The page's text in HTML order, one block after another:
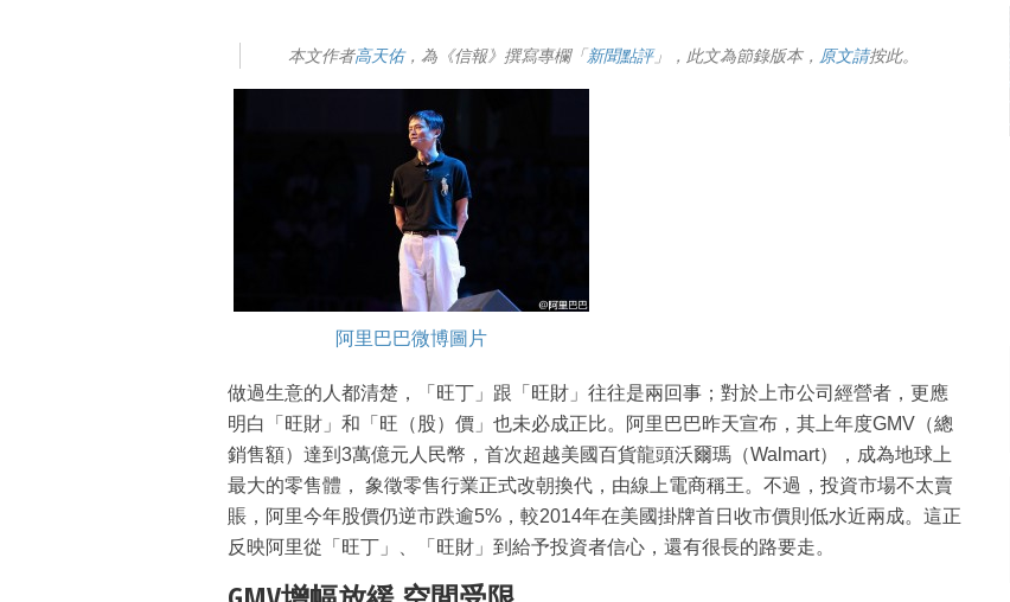
本文作者高天佑，為《信報》撰寫專欄「 新聞點評」，此文為節錄版本， 原文請按此。
阿里巴巴微博圖片
做過生意的人都清楚，「旺丁」跟「旺財」往往是兩回事；對於上市公司經營者，更應
明白「旺財」和「旺（股）價」也未必成正比。阿里巴巴昨天宣布，其上年度GMV（總
銷售額）達到3萬億元人民幣，首次超越美國百貨龍頭沃爾瑪（Walmart），成為地球上
最大的零售體， 象徵零售行業正式改朝換代，由線上電商稱王。不過，投資市場不太賣
賬，阿里今年股價仍逆市跌逾5%，較2014年在美國掛牌首日收市價則低水近兩成。這正
反映阿里從「旺丁」、「旺財」到給予投資者信心，還有很長的路要走。